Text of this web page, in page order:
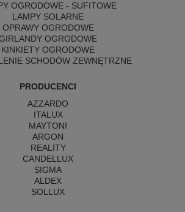
OGRODOWE - SUFITOWE
LAMPY SOLARNE
OPRAWY OGRODOWE
OGRODOWE
KINKIETY OGRODOWE
SCHODÓW ZEWNĘTRZNE
PRODUCENCI
AZZARDO
ITALUX
MAYTONI
ARGON
REALITY
CANDELLUX
SIGMA
ALDEX
SOLLUX